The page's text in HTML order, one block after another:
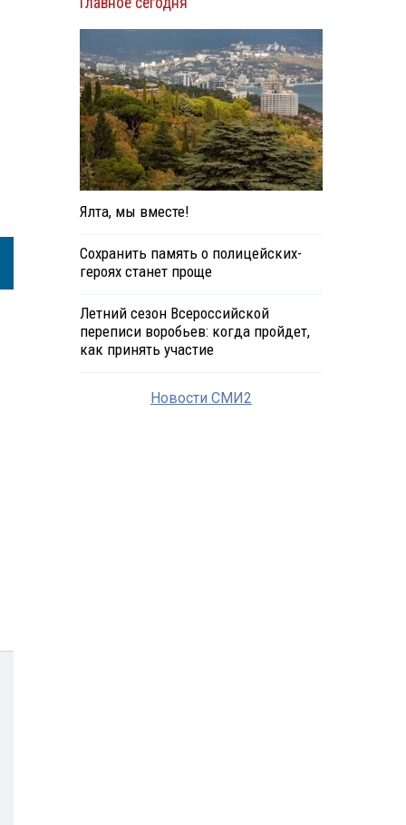
Ялта, мы вместе!
Сохранить память о полицейских-
героях станет проще
Летний сезон Всероссийской
переписи воробьев: когда пройдет,
как принять участие
Новости СМИ2